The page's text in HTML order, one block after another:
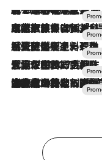
2026.8.7
【トンボの足水浴】ヒノキの香りに包まれて涼感マックス！約13℃の湧水かけ流しを避暑地「星野温泉 トンボの湯」で体験
2026.7.31
【ホテル帰省】という選択肢をOMOが提案。家族とほどよい距離を保つには「昼は実家、夜は気兼ねなくホテルで！」
2026.7.24
【夏限定ディナーコース】旬を迎える稚鮎や花ズッキーニなどをイタリア・トスカーナの郷土料理の手法で満喫！
2026.7.17
「土佐和ハーブかき氷」がOMO7高知に登場！生姜、山椒、大葉など目にも舌にも涼を呼ぶ郷土の味
2026.7.10
NEW OPEN！【界 草津】名湯の地に誕生。趣の異なる2種の温泉と上州ならではの会席・蕎麦割烹など美食を味わう究極の癒やし旅